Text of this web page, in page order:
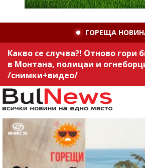
ГОРЕЩА
Какво се случва?! Отново
в Монтана, полицаи и
/снимки+видео/